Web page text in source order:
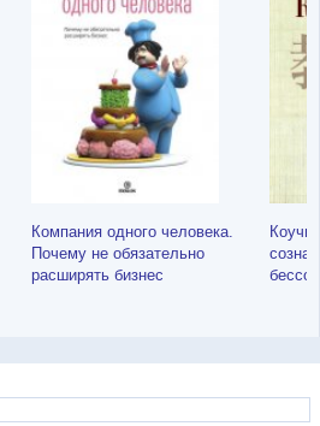
Компания одного человека.
Почему не обязательно
расширять бизнес